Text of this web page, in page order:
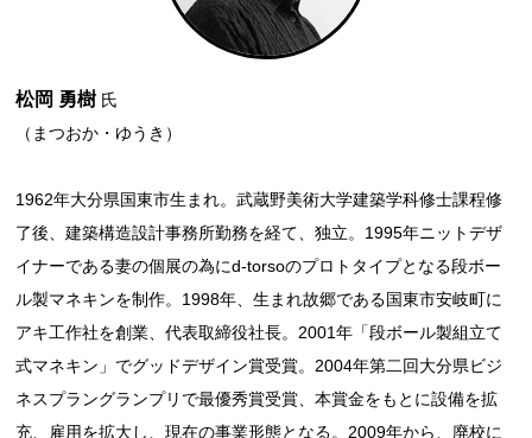
松岡 勇樹 氏
（まつおか・ゆうき）
1962年大分県国東市生まれ。武蔵野美術大学建築学科修士課程修
了後、建築構造設計事務所勤務を経て、独立。1995年ニットデザ
イナーである妻の個展の為にd-torsoのプロトタイプとなる段ボー
ル製マネキンを制作。1998年、生まれ故郷である国東市安岐町に
アキ工作社を創業、代表取締役社長。2001年「段ボール製組立て
式マネキン」でグッドデザイン賞受賞。2004年第二回大分県ビジ
ネスプラングランプリで最優秀賞受賞、本賞金をもとに設備を拡
充、雇用を拡大し、現在の事業形態となる。2009年から、廃校に